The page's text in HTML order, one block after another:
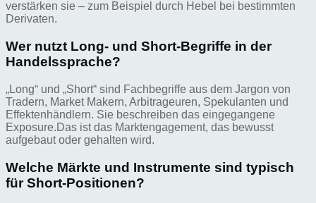
verstärken sie – zum Beispiel durch Hebel bei bestimmten
Derivaten.
Wer nutzt Long- und Short-Begriffe in der
Handelssprache?
„Long“ und „Short“ sind Fachbegriffe aus dem Jargon von
Tradern, Market Makern, Arbitrageuren, Spekulanten und
Effektenhändlern. Sie beschreiben das eingegangene
Exposure.Das ist das Marktengagement, das bewusst
aufgebaut oder gehalten wird.
Welche Märkte und Instrumente sind typisch
für Short-Positionen?